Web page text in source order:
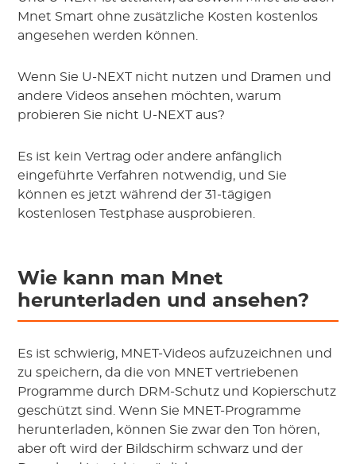
Mnet Smart ohne zusätzliche Kosten kostenlos
angesehen werden können.
Wenn Sie U-NEXT nicht nutzen und Dramen und
andere Videos ansehen möchten, warum
probieren Sie nicht U-NEXT aus?
Es ist kein Vertrag oder andere anfänglich
eingeführte Verfahren notwendig, und Sie
können es jetzt während der 31-tägigen
kostenlosen Testphase ausprobieren.
Wie kann man Mnet
herunterladen und ansehen?
Es ist schwierig, MNET-Videos aufzuzeichnen und
zu speichern, da die von MNET vertriebenen
Programme durch DRM-Schutz und Kopierschutz
geschützt sind. Wenn Sie MNET-Programme
herunterladen, können Sie zwar den Ton hören,
aber oft wird der Bildschirm schwarz und der